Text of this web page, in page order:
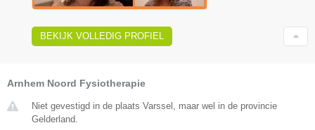
BEKIJK VOLLEDIG PROFIEL
Arnhem Noord Fysiotherapie
Niet gevestigd in de plaats Varssel, maar wel in de provincie
Gelderland.